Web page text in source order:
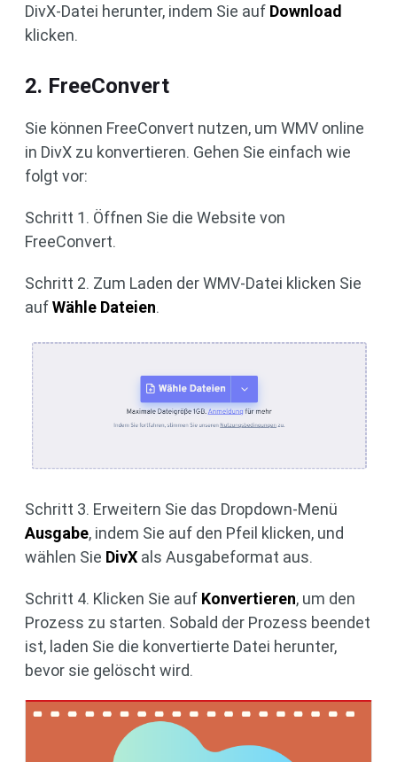
DivX-Datei herunter, indem Sie auf Download
klicken.
2. FreeConvert
Sie können FreeConvert nutzen, um WMV online
in DivX zu konvertieren. Gehen Sie einfach wie
folgt vor:
Schritt 1. Öffnen Sie die Website von
FreeConvert.
Schritt 2. Zum Laden der WMV-Datei klicken Sie
aufWähle Dateien.
Schritt 3. Erweitern Sie das Dropdown-Menü
Ausgabe, indem Sie auf den Pfeil klicken, und
wählen Sie DivX als Ausgabeformat aus.
Schritt 4. Klicken Sie auf Konvertieren, um den
Prozess zu starten. Sobald der Prozess beendet
ist, laden Sie die konvertierte Datei herunter,
bevor sie gelöscht wird.